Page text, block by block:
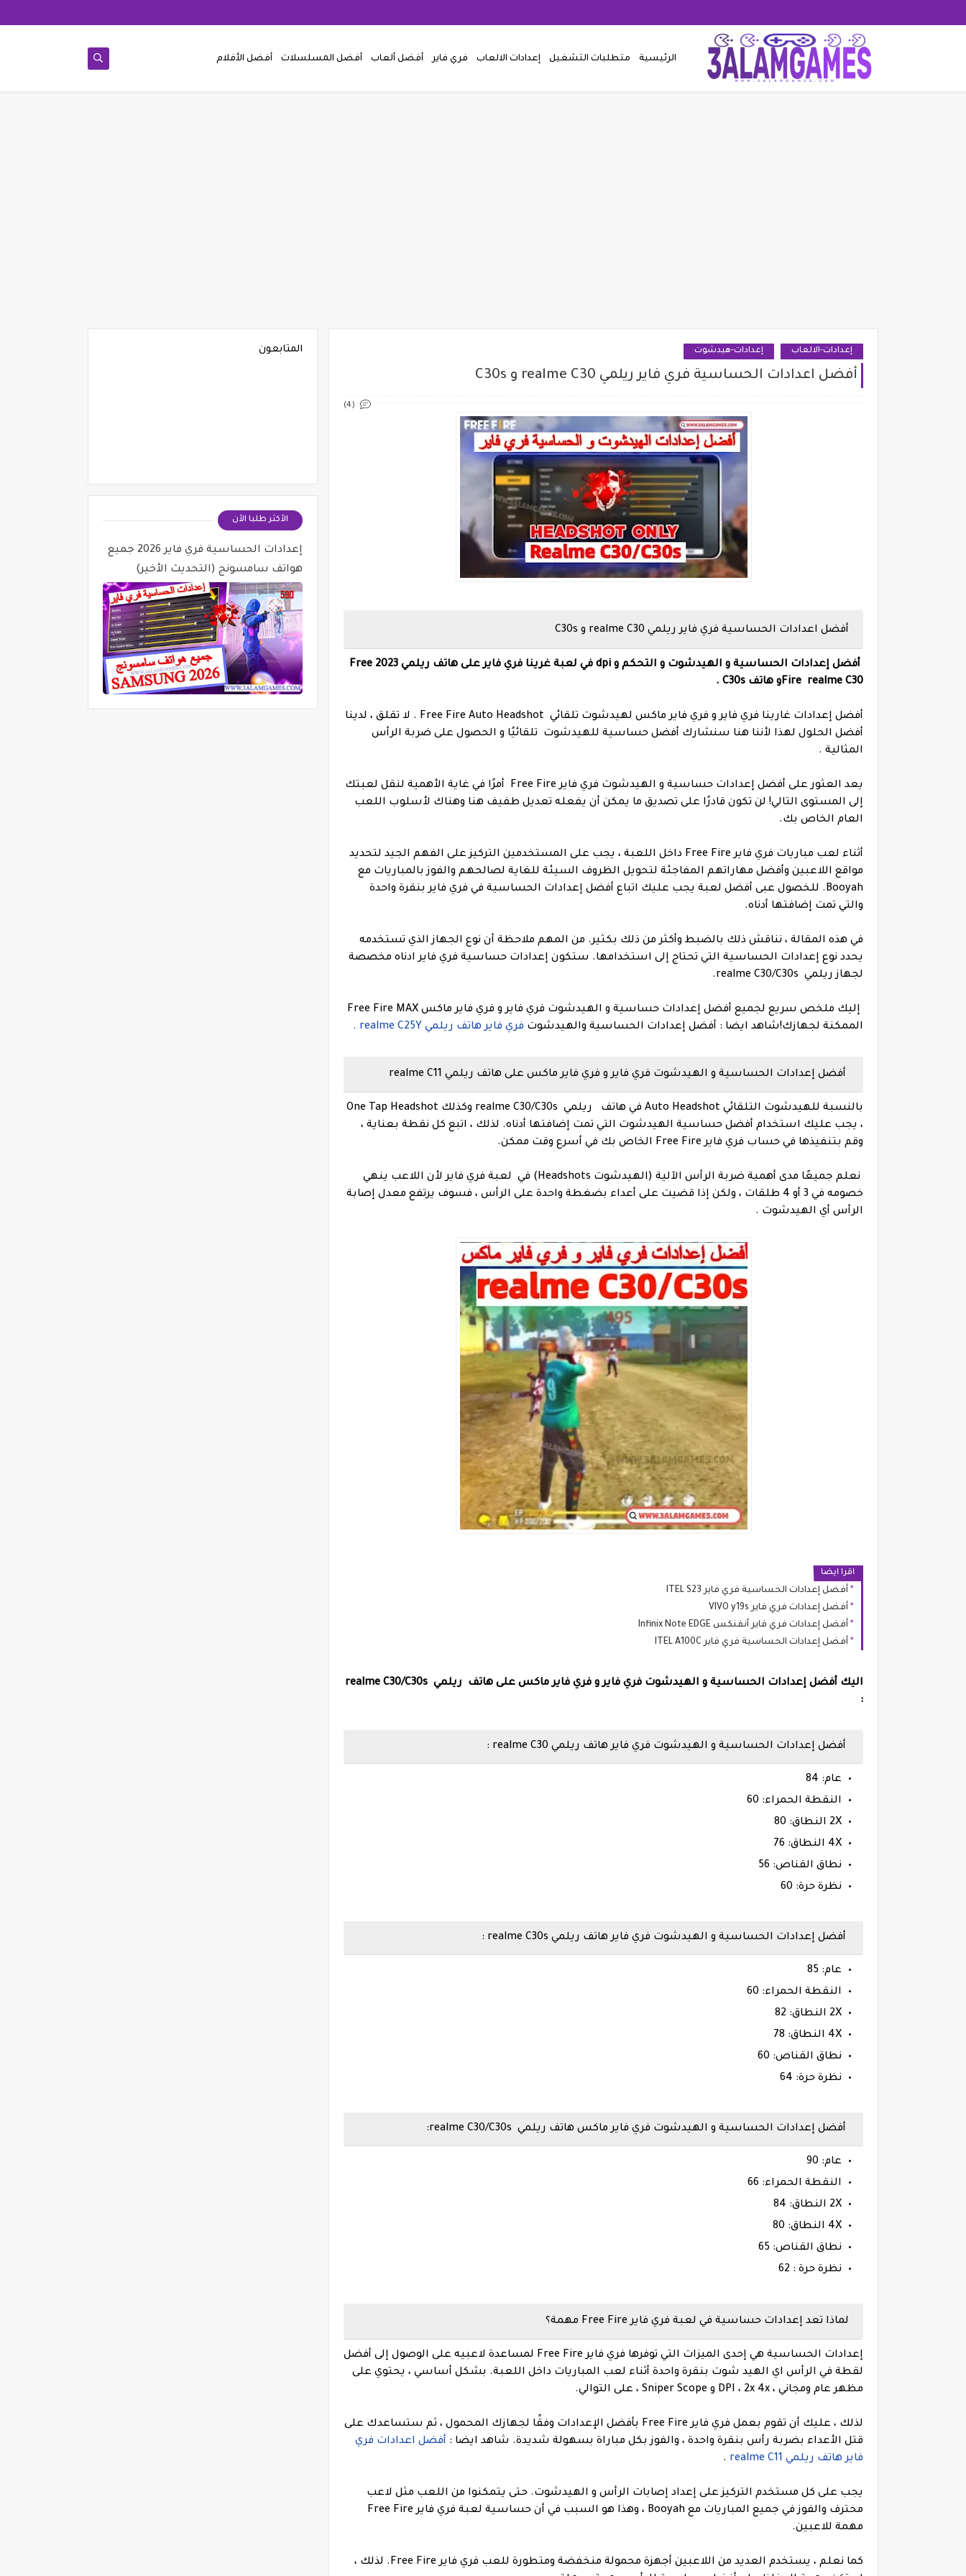
الرئيسية متطلبات التشغيل إعدادات الالعاب فري فاير أفضل ألعاب أفضل المسلسلات أفضل الأفلام
إعدادات-الالعاب إعدادات-هيدشوت
أفضل اعدادات الحساسية فري فاير ريلمي realme C30 و C30s
(4)
أفضل اعدادات الحساسية فري فاير ريلمي realme C30 و C30s
أفضل إعدادات الحساسية و الهيدشوت و التحكم و dpi في لعبة غرينا فري فاير على هاتف ريلمي 2023 Free
Fire realme C30و هاتف C30s .
أفضل إعدادات غارينا فري فاير و فري فاير ماكس لهيدشوت تلقائي Free Fire Auto Headshot . لا تقلق ، لدينا
أفضل الحلول لهذا لأننا هنا سنشارك أفضل حساسية للهيدشوت تلقائيًا و الحصول على ضربة الرأس
المثالية .
يعد العثور على أفضل إعدادات حساسية و الهيدشوت فري فاير Free Fire أمرًا في غاية الأهمية لنقل لعبتك
إلى المستوى التالي! لن تكون قادرًا على تصديق ما يمكن أن يفعله تعديل طفيف هنا وهناك لأسلوب اللعب
العام الخاص بك.
أثناء لعب مباريات فري فاير Free Fire داخل اللعبة ، يجب على المستخدمين التركيز على الفهم الجيد لتحديد
مواقع اللاعبين وأفضل مهاراتهم المفاجئة لتحويل الظروف السيئة للغاية لصالحهم والفوز بالمباريات مع
Booyah. للخصول عبى أفضل لعبة يجب عليك اتباع أفضل إعدادات الحساسية في فري فاير بنقرة واحدة
والتي تمت إضافتها أدناه.
في هذه المقالة ، نناقش ذلك بالضبط وأكثر من ذلك بكثير. من المهم ملاحظة أن نوع الجهاز الذي تستخدمه
يحدد نوع إعدادات الحساسية التي تحتاج إلى استخدامها. ستكون إعدادات حساسية فري فاير ادناه مخصصة
لجهاز ريلمي realme C30/C30s.
إليك ملخص سريع لجميع أفضل إعدادات حساسية و الهيدشوت فري فاير و فري فاير ماكس Free Fire MAX
الممكنة لجهازك!شاهد ايضا : أفضل إعدادات الحساسية والهيدشوت فري فاير هاتف ريلمي realme C25Y .
أفضل إعدادات الحساسية و الهيدشوت فري فاير و فري فاير ماكس على هاتف ريلمي realme C11
بالنسبة للهيدشوت التلقائي Auto Headshot في هاتف ريلمي realme C30/C30s وكذلك One Tap Headshot
، يجب عليك استخدام أفضل حساسية الهيدشوت التي تمت إضافتها أدناه. لذلك ، اتبع كل نقطة بعناية ،
وقم بتنفيذها في حساب فري فاير Free Fire الخاص بك في أسرع وقت ممكن.
نعلم جميعًا مدى أهمية ضربة الرأس الآلية (الهيدشوت Headshots) في لعبة فري فاير لأن اللاعب ينهي
خصومه في 3 أو 4 طلقات ، ولكن إذا قضيت على أعداء بضغطة واحدة على الرأس ، فسوف يرتفع معدل إصابة
الرأس أي الهيدشوت .
اقرا ايضا
أفضل إعدادات الحساسية فري فاير ITEL S23
أفضل إعدادات فري فاير VIVO y19s
أفضل إعدادات فري فاير أنفنكس Infinix Note EDGE
أفضل إعدادات الحساسية فري فاير ITEL A100C
اليك أفضل إعدادات الحساسية و الهيدشوت فري فاير و فري فاير ماكس على هاتف ريلمي realme C30/C30s
:
أفضل إعدادات الحساسية و الهيدشوت فري فاير هاتف ريلمي realme C30 :
عام: 84
النقطة الحمراء: 60
2X النطاق: 80
4X النطاق: 76
نطاق القناص: 56
نظرة حرة: 60
أفضل إعدادات الحساسية و الهيدشوت فري فاير هاتف ريلمي realme C30s :
عام: 85
النقطة الحمراء: 60
2X النطاق: 82
4X النطاق: 78
نطاق القناص: 60
نظرة حرة: 64
أفضل إعدادات الحساسية و الهيدشوت فري فاير ماكس هاتف ريلمي realme C30/C30s:
عام: 90
النقطة الحمراء: 66
2X النطاق: 84
4X النطاق: 80
نطاق القناص: 65
نظرة حرة : 62
لماذا تعد إعدادات حساسية في لعبة فري فاير Free Fire مهمة؟
إعدادات الحساسية هي إحدى الميزات التي توفرها فري فاير Free Fire لمساعدة لاعبيه على الوصول إلى أفضل
لقطة في الرأس اي الهيد شوت بنقرة واحدة أثناء لعب المباريات داخل اللعبة. بشكل أساسي ، يحتوي على
مظهر عام ومجاني ، DPI ، 2x 4x و Sniper Scope ، على التوالي.
لذلك ، عليك أن تقوم بعمل فري فاير Free Fire بأفضل الإعدادات وفقًا لجهازك المحمول ، ثم ستساعدك على
قتل الأعداء بضربة رأس بنقرة واحدة ، والفوز بكل مباراة بسهولة شديدة. شاهد ايضا : أفضل اعدادات فري
فاير هاتف ريلمي realme C11
.
يجب على كل مستخدم التركيز على إعداد إصابات الرأس و الهيدشوت. حتى يتمكنوا من اللعب مثل لاعب
محترف والفوز في جميع المباريات مع Booyah ، وهذا هو السبب في أن حساسية لعبة فري فاير Free Fire
مهمة للاعبين.
كما نعلم ، يستخدم العديد من اللاعبين أجهزة محمولة منخفضة ومتطورة للعب فري فاير Free Fire. لذلك ،
المتابعون
الأكثر طلبا الأن
إعدادات الحساسية فري فاير 2026 جميع
هواتف سامسونج (التحديث الأخير)